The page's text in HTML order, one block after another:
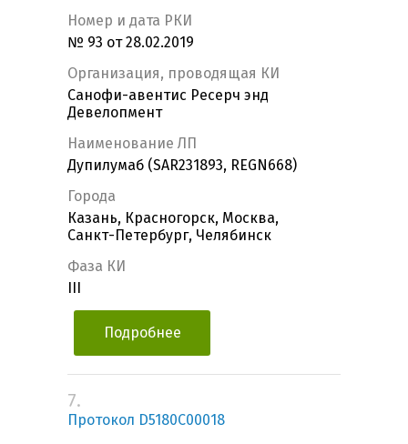
Номер и дата РКИ
№ 93 от 28.02.2019
Организация, проводящая КИ
Санофи-авентис Ресерч энд
Девелопмент
Наименование ЛП
Дупилумаб (SAR231893, REGN668)
Города
Казань, Красногорск, Москва,
Санкт-Петербург, Челябинск
Фаза КИ
Подробнее
7.
Протокол D5180С00018